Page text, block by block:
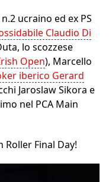
n.2 ucraino ed ex PS
Claudio Di
lo scozzese
Open), Marcello
iberico Gerard
Jaroslaw Sikora e
nel PCA Main
Roller Final Day!